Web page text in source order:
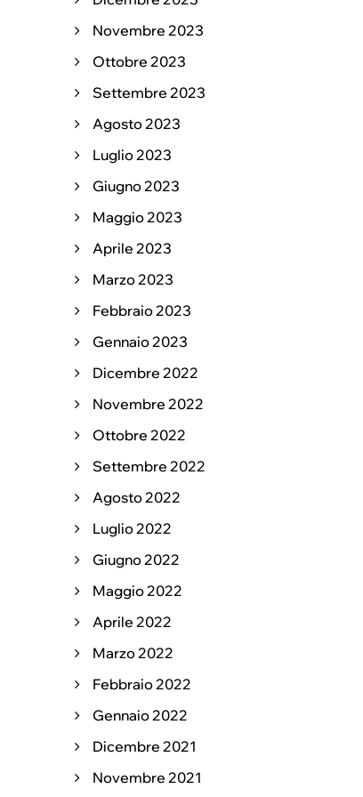
Novembre 2023
Ottobre 2023
Settembre 2023
Agosto 2023
Luglio 2023
Giugno 2023
Maggio 2023
Aprile 2023
Marzo 2023
Febbraio 2023
Gennaio 2023
Dicembre 2022
Novembre 2022
Ottobre 2022
Settembre 2022
Agosto 2022
Luglio 2022
Giugno 2022
Maggio 2022
Aprile 2022
Marzo 2022
Febbraio 2022
Gennaio 2022
Dicembre 2021
Novembre 2021